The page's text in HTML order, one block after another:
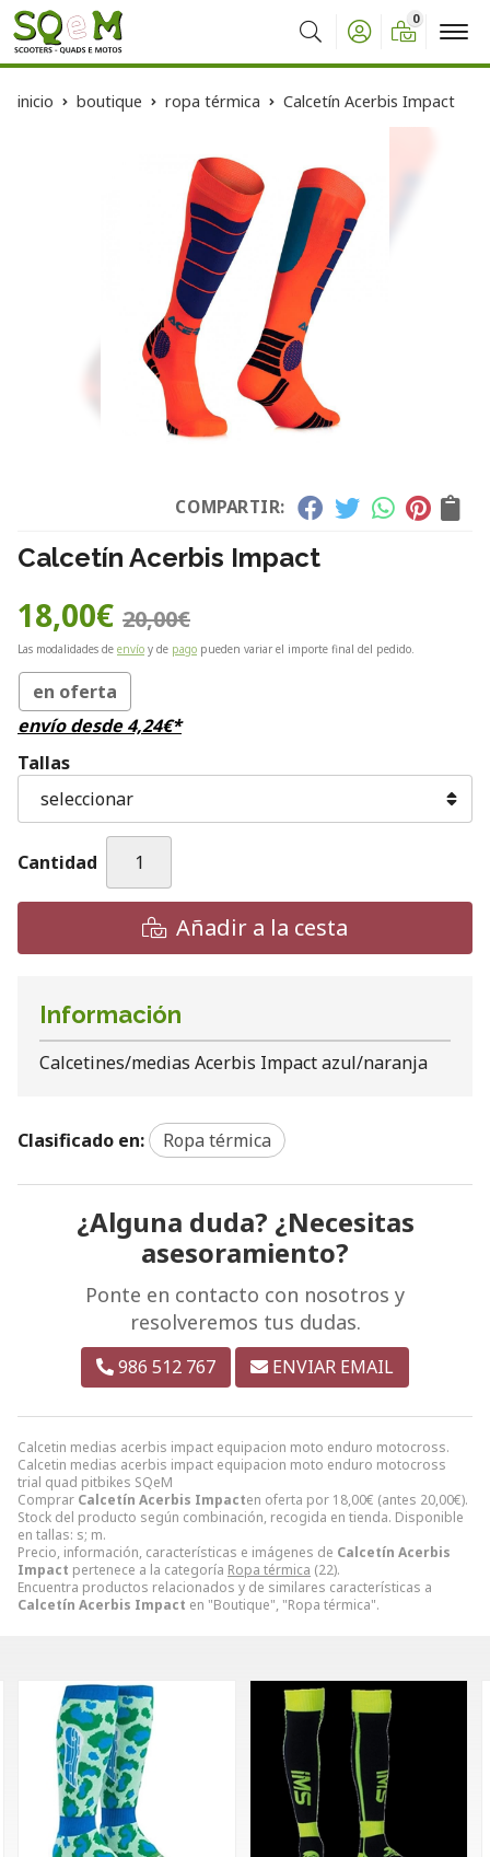
Buscar
0
inicio boutique ropa térmica Calcetín Acerbis Impact
COMPARTIR:
Calcetín Acerbis Impact
18,00€ 20,00€
Las modalidades de envío y de pago pueden variar el importe final del pedido.
en oferta
envío desde4,24€*
Tallas
Cantidad
Añadir a la cesta
Calcetin medias acerbis impact equipacion moto enduro motocross.
Calcetin medias acerbis impact equipacion moto enduro motocross
trial quad pitbikes SQeM
Comprar Calcetín Acerbis Impacten oferta por 18,00€ (antes 20,00€).
Stock del producto según combinación, recogida en tienda. Disponible
en tallas: s; m.
Precio, información, características e imágenes de Calcetín Acerbis
Impact pertenece a la categoría Ropa térmica (22).
Encuentra productos relacionados y de similares características a
Calcetín Acerbis Impact en "Boutique", "Ropa térmica".
Información
Calcetines/medias Acerbis Impact azul/naranja
Clasificado en: Ropa térmica
¿Alguna duda? ¿Necesitas
asesoramiento?
Ponte en contacto con nosotros y
resolveremos tus dudas.
986 512 767 ENVIAR EMAIL